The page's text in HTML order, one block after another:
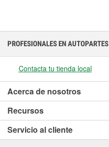
PROFESIONALES EN AUTOPARTES
Contacta tu tienda local
Acerca de nosotros
Recursos
Servicio al cliente